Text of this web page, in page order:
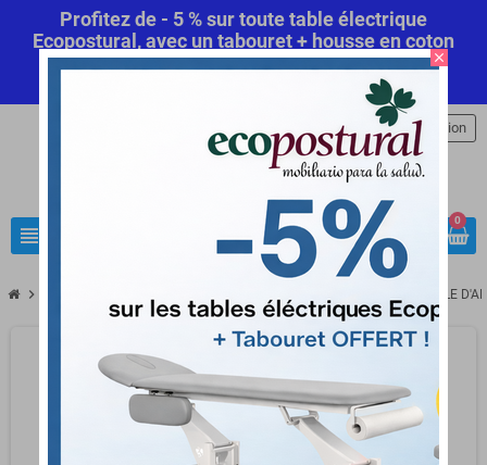
Profitez de - 5 % sur toute table électrique
Ecopostural, avec un tabouret + housse en coton
offert! Code Promo AutomatiqueCommandez
view_headline search
0
person Connexion
chevron_right MODÈLE
close